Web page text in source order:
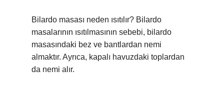
Bilardo masası neden ısıtılır? Bilardo
masalarının ısıtılmasının sebebi, bilardo
masasındaki bez ve bantlardan nemi
almaktır. Ayrıca, kapalı havuzdaki toplardan
da nemi alır.